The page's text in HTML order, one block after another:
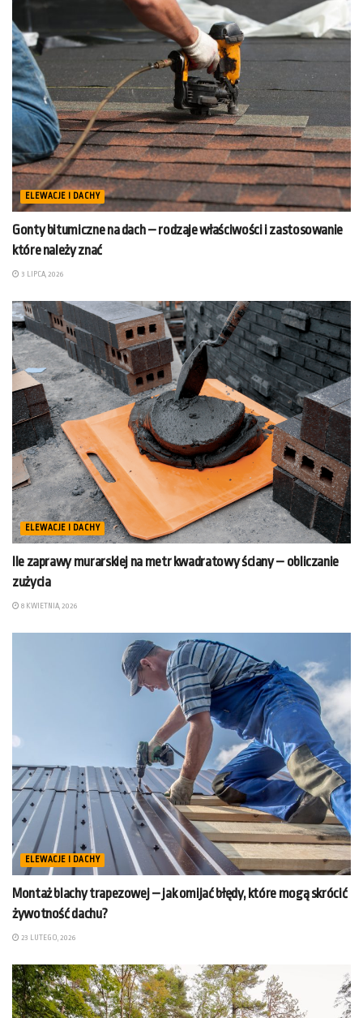
ELEWACJE I DACHY
Gonty bitumiczne na dach – rodzaje właściwości i zastosowanie
które należy znać
3 LIPCA, 2026
ELEWACJE I DACHY
Ile zaprawy murarskiej na metr kwadratowy ściany – obliczanie
zużycia
8 KWIETNIA, 2026
ELEWACJE I DACHY
Montaż blachy trapezowej – jak omijać błędy, które mogą skrócić
żywotność dachu?
23 LUTEGO, 2026